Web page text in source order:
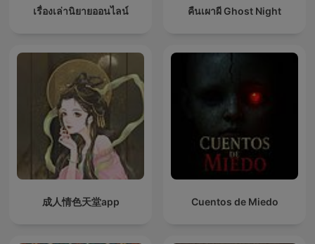
เรื่องเล่านิยายออนไลน์ คืนเผาผี Ghost Night
成人情色天堂app Cuentos de Miedo